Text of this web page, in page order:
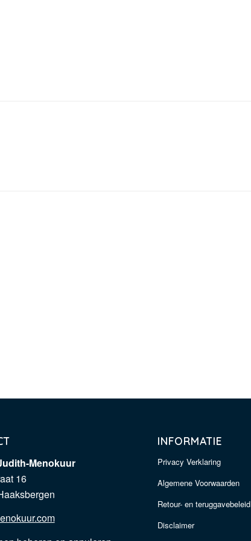
Menokuur
16
INFORMATIE
Privacy Verklaring
Algemene Voorwaarden
Retour- en teruggavebeleid
Disclaimer